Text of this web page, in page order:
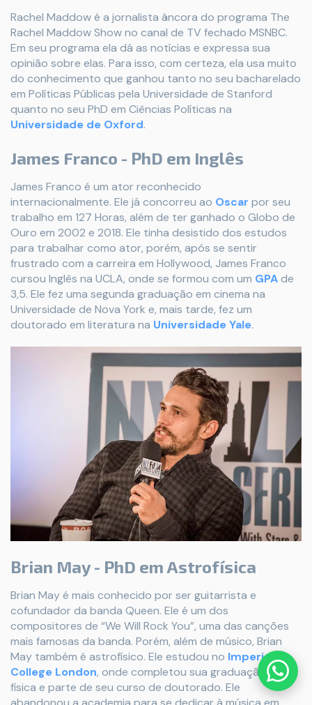
Rachel Maddow é a jornalista âncora do programa The
Rachel Maddow Show no canal de TV fechado MSNBC.
Em seu programa ela dá as notícias e expressa sua
opinião sobre elas. Para isso, com certeza, ela usa muito
do conhecimento que ganhou tanto no seu bacharelado
em Políticas Públicas pela Universidade de Stanford
quanto no seu PhD em Ciências Políticas na
Universidade de Oxford.
James Franco - PhD em Inglês
James Franco é um ator reconhecido
internacionalmente. Ele já concorreu ao Oscar por seu
trabalho em 127 Horas, além de ter ganhado o Globo de
Ouro em 2002 e 2018. Ele tinha desistido dos estudos
para trabalhar como ator, porém, após se sentir
frustrado com a carreira em Hollywood, James Franco
cursou Inglês na UCLA, onde se formou com um GPAde
3,5. Ele fez uma segunda graduação em cinema na
Universidade de Nova York e, mais tarde, fez um
doutorado em literatura na Universidade Yale.
Brian May - PhD em Astrofísica
Brian May é mais conhecido por ser guitarrista e
cofundador da banda Queen. Ele é um dos
compositores de “We Will Rock You”, uma das canções
mais famosas da banda. Porém, além de músico, Brian
May também é astrofísico. Ele estudou no Imperial
College London, onde completou sua graduação em
física e parte de seu curso de doutorado. Ele